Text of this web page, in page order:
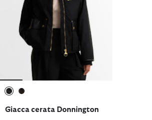
Giacca cerata Donnington